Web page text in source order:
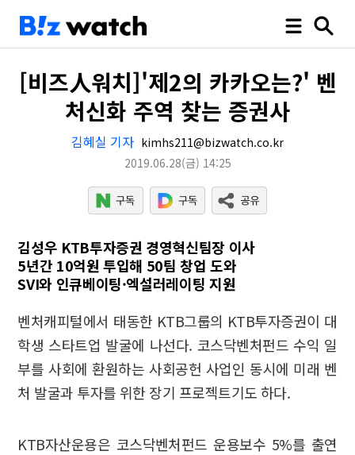
[비즈人워치]'제2의 카카오는?' 벤
처신화 주역 찾는 증권사
김혜실 기자 kimhs211@bizwatch.co.kr
2019.06.28(금) 14:25
김성우 KTB투자증권 경영혁신팀장 이사
5년간 10억원 투입해 50팀 창업 도와
SVI와 인큐베이팅·엑설러레이팅 지원
벤처캐피털에서 태동한 KTB그룹의 KTB투자증권이 대
학생 스타트업 발굴에 나선다. 코스닥벤처펀드 수익 일
부를 사회에 환원하는 사회공헌 사업인 동시에 미래 벤
처 발굴과 투자를 위한 장기 프로젝트기도 하다.
KTB자산운용은 코스닥벤처펀드 운용보수 5%를 출연